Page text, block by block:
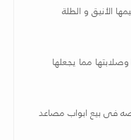
الأنيق و الطلة
مما يجعلها
فى بيع ابواب مصاعد